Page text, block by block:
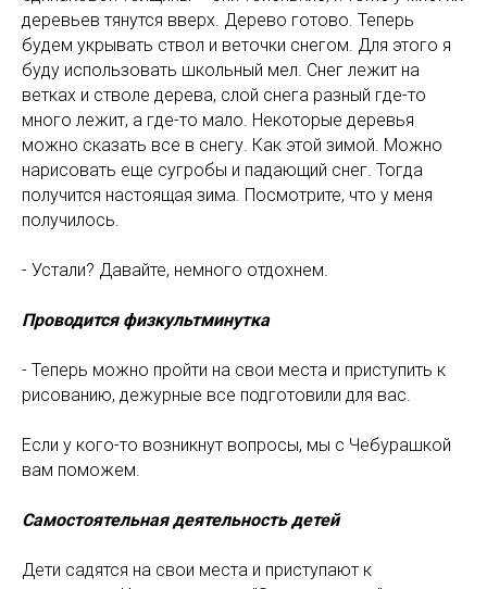
деревьев тянутся вверх. Дерево готово. Теперь
будем укрывать ствол и веточки снегом. Для этого я
буду использовать школьный мел. Снег лежит на
ветках и стволе дерева, слой снега разный где-то
много лежит, а где-то мало. Некоторые деревья
можно сказать все в снегу. Как этой зимой. Можно
нарисовать еще сугробы и падающий снег. Тогда
получится настоящая зима. Посмотрите, что у меня
получилось.
- Устали? Давайте, немного отдохнем.
Проводится физкультминутка
- Теперь можно пройти на свои места и приступить к
рисованию, дежурные все подготовили для вас.
Если у кого-то возникнут вопросы, мы с Чебурашкой
вам поможем.
Самостоятельная деятельность детей
Дети садятся на свои места и приступают к